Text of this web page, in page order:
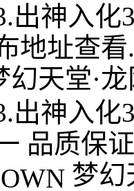
出神入化
地址查
幻天堂·
出神入化
品质保
梦幻